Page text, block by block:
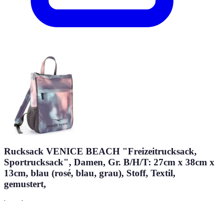
Rucksack VENICE BEACH "Freizeitrucksack,
Sportrucksack", Damen, Gr. B/H/T: 27cm x 38cm x
13cm, blau (rosé, blau, grau), Stoff, Textil,
gemustert,